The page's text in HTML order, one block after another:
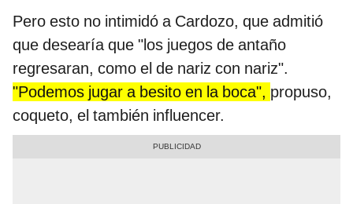
Pero esto no intimidó a Cardozo, que admitió
que desearía que "los juegos de antaño
regresaran, como el de nariz con nariz".
"Podemos jugar a besito en la boca", propuso,
coqueto, el también influencer.